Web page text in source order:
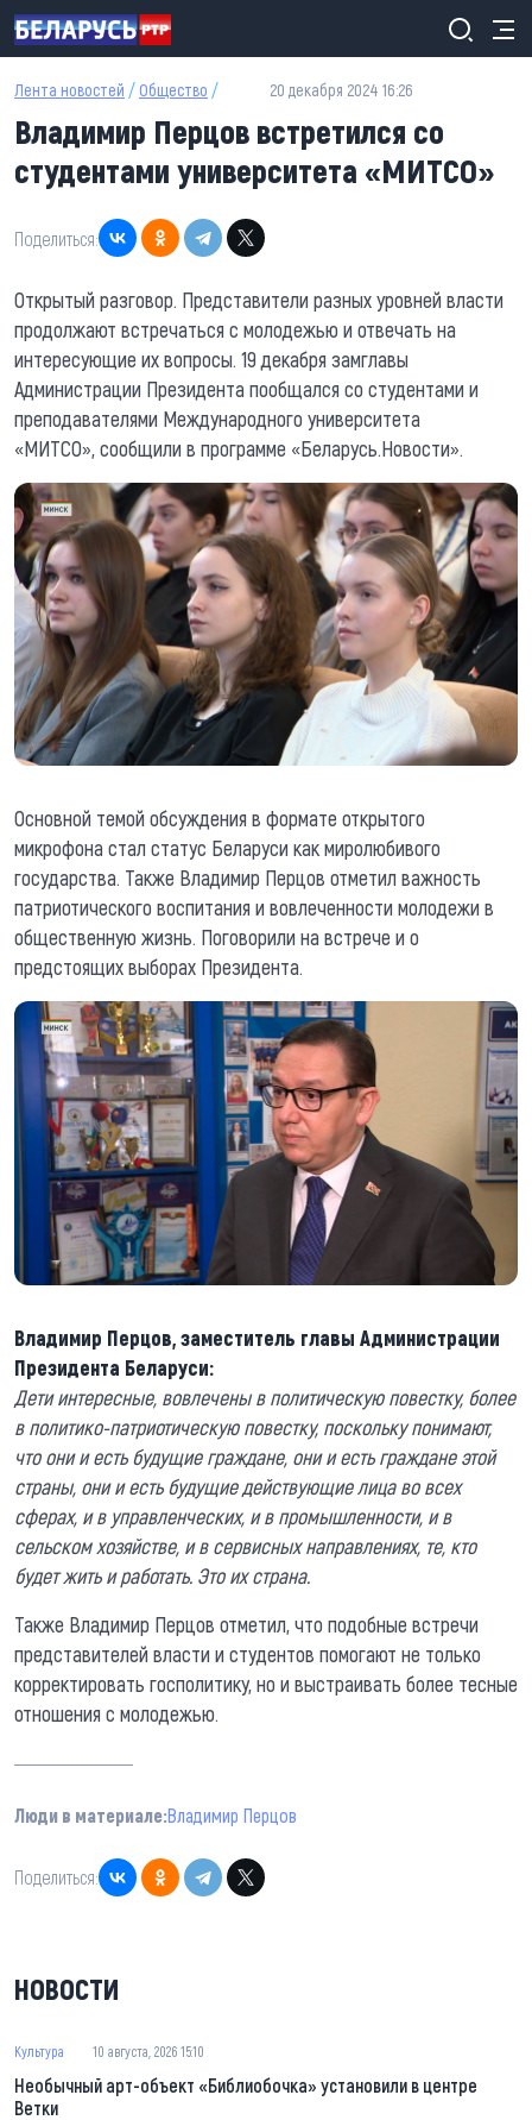
Перейти к основному содержанию
Лента новостей / Общество / 20 декабря 2024 16:26
Владимир Перцов встретился со
студентами университета «МИТСО»
Поделиться:
Открытый разговор. Представители разных уровней власти
продолжают встречаться с молодежью и отвечать на
интересующие их вопросы. 19 декабря замглавы
Администрации Президента пообщался со студентами и
преподавателями Международного университета
«МИТСО», сообщили в программе «Беларусь.Новости».
Основной темой обсуждения в формате открытого
микрофона стал статус Беларуси как миролюбивого
государства. Также Владимир Перцов отметил важность
патриотического воспитания и вовлеченности молодежи в
общественную жизнь. Поговорили на встрече и о
предстоящих выборах Президента.
Владимир Перцов, заместитель главы Администрации
Президента Беларуси:
Дети интересные, вовлечены в политическую повестку, более
в политико-патриотическую повестку, поскольку понимают,
что они и есть будущие граждане, они и есть граждане этой
страны, они и есть будущие действующие лица во всех
сферах, и в управленческих, и в промышленности, и в
сельском хозяйстве, и в сервисных направлениях, те, кто
будет жить и работать. Это их страна.
Также Владимир Перцов отметил, что подобные встречи
представителей власти и студентов помогают не только
корректировать госполитику, но и выстраивать более тесные
отношения с молодежью.
Люди в материале:Владимир Перцов
Поделиться:
НОВОСТИ
Культура 10 августа, 2026 15:10
Необычный арт-объект «Библиобочка» установили в центре
Ветки